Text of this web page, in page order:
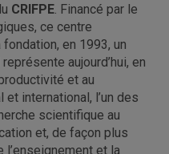
CRIFPE. Financé par le
ce centre
en 1993, un
aujourd’hui, en
et au
international, l’un des
scientifique au
et, de façon plus
l’enseignement et la